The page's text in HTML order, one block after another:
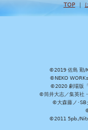
TOP｜
©2019 佐島 勤/
©NEKO
©2020 劇場版
©筒井大志／集英社
©大森藤ノ･
©2011 5pb./